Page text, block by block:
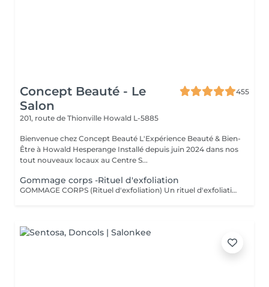
Concept Beauté - Le
Salon
455
201, route de Thionville Howald L-5885
Bienvenue chez Concept Beauté L'Expérience Beauté & Bien-
Être à Howald Hesperange Installé depuis juin 2024 dans nos
tout nouveaux locaux au Centre S...
Gommage corps -Rituel d'exfoliation
GOMMAGE CORPS (Rituel d'exfoliation) Un rituel d'exfoliation délicat qui débarrasse la peau des impuretés et cellules mortes pour la laisser incroyablement douce et lumineuse. Nous utilisons le Body Strategist Scrub de Comfort Zone, un gommage aux particules naturelles qui stimule la microcirculation et révèle l'éclat de votre peau. Idéal avant un massage, un soin hydratant ou pour préparer la peau au bronzage.